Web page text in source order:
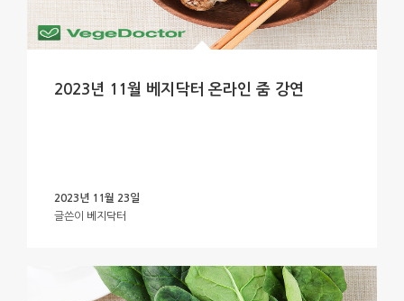
2023년 11월 베지닥터 온라인 줌 강연
2023년 11월 23일
글쓴이 베지닥터